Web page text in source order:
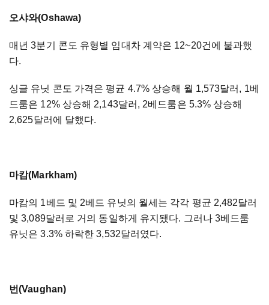
오샤와(Oshawa)
매년 3분기 콘도 유형별 임대차 계약은 12~20건에 불과했
다.
싱글 유닛 콘도 가격은 평균 4.7% 상승해 월 1,573달러, 1베
드룸은 12% 상승해 2,143달러, 2베드룸은 5.3% 상승해
2,625달러에 달했다.
마캄(Markham)
마캄의 1베드 및 2베드 유닛의 월세는 각각 평균 2,482달러
및 3,089달러로 거의 동일하게 유지됐다. 그러나 3베드룸
유닛은 3.3% 하락한 3,532달러였다.
번(Vaughan)